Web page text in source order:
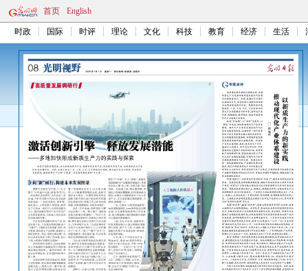
首页 English
时政 国际 时评 理论 文化 科技 教育 经济 生活